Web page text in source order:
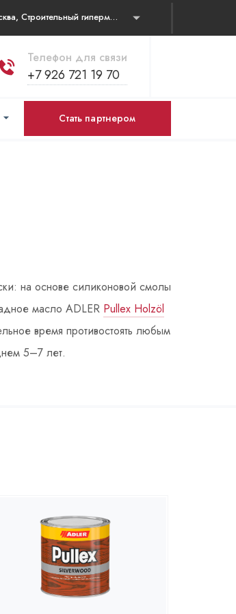
г. Москва, Строительный гипермаркет "Каширский двор" Каширское шоссе, д. 19 корп. 1, павильон № 31
Телефон для связи
+7 926 721 19 70
Стать партнером
на основе силиконовой смолы
масло ADLER Pullex Holzöl
время противостоять любым
5–7 лет.